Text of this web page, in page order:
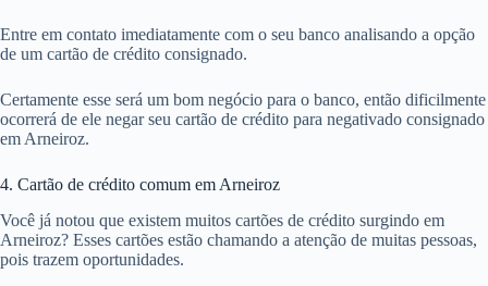
Entre em contato imediatamente com o seu banco analisando a opção
de um cartão de crédito consignado.
Certamente esse será um bom negócio para o banco, então dificilmente
ocorrerá de ele negar seu cartão de crédito para negativado consignado
em Arneiroz.
4. Cartão de crédito comum em Arneiroz
Você já notou que existem muitos cartões de crédito surgindo em
Arneiroz? Esses cartões estão chamando a atenção de muitas pessoas,
pois trazem oportunidades.